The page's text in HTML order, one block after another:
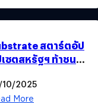
สตาร์ตอัป
ซตสหรัฐฯ ท้าชน
10/2025
More